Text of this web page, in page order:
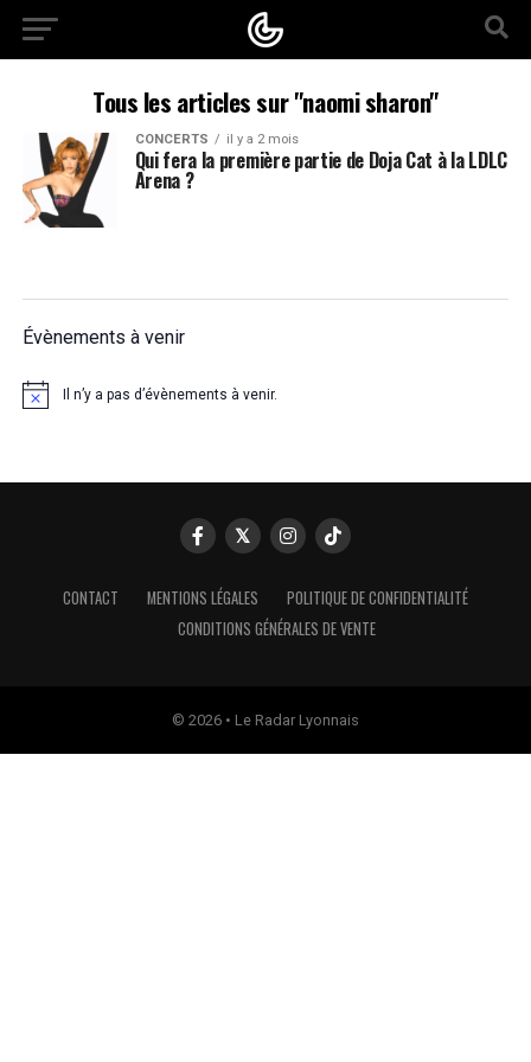
Tous les articles sur "naomi sharon"
CONCERTS il y a 2 mois
Qui fera la première partie de Doja Cat à la LDLC
Arena ?
Évènements à venir
Notice Il n’y a pas d’évènements à venir.
CONTACT MENTIONS LÉGALES
POLITIQUE DE CONFIDENTIALITÉ
CONDITIONS GÉNÉRALES DE VENTE
© 2026 • Le Radar Lyonnais